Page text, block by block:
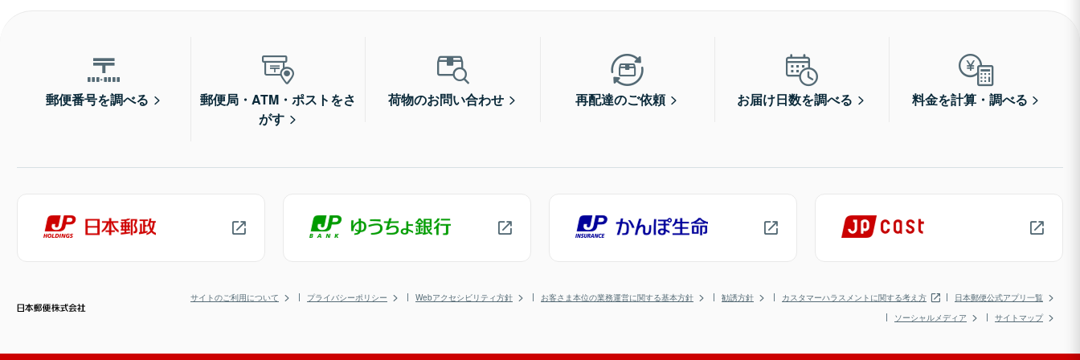
郵便番号を調べる
郵便局・ATM・ポストをさ
がす
荷物のお問い合わせ 再配達のご依頼 お届け日数を調べる 料金を計算・調べる
サイトのご利用について プライバシーポリシー Webアクセシビリティ方針 お客さま本位の業務運営に関する基本方針 勧誘方針 カスタマーハラスメントに関する考え方
日本郵便公式アプリ一覧
ソーシャルメディア
サイトマップ